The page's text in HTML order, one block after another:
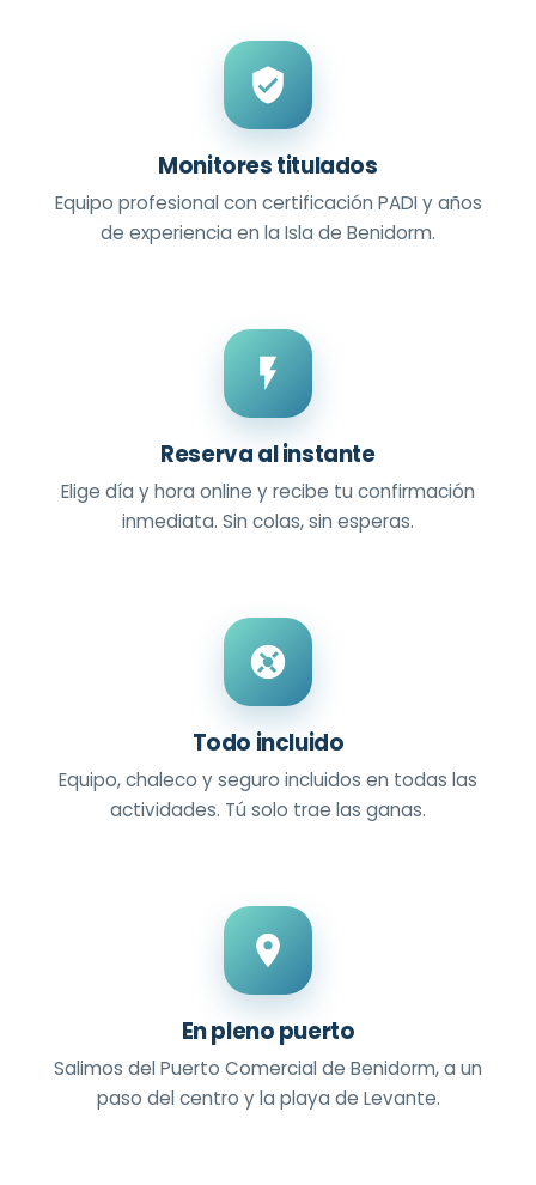
Monitores titulados
Equipo profesional con certificación PADI y años
de experiencia en la Isla de Benidorm.
Reserva al instante
Elige día y hora online y recibe tu confirmación
inmediata. Sin colas, sin esperas.
Todo incluido
Equipo, chaleco y seguro incluidos en todas las
actividades. Tú solo trae las ganas.
En pleno puerto
Salimos del Puerto Comercial de Benidorm, a un
paso del centro y la playa de Levante.